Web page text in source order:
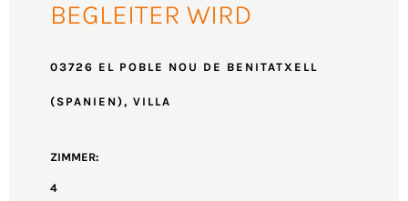
BEGLEITER WIRD
03726 EL POBLE NOU DE BENITATXELL
(SPANIEN), VILLA
ZIMMER:
4